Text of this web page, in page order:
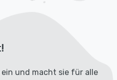
und macht sie für alle